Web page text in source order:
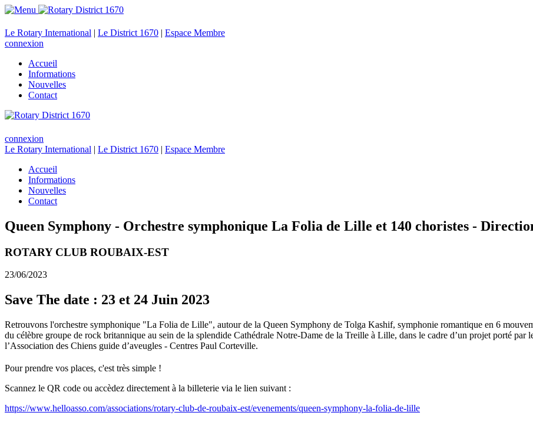
Le Rotary International | Le District 1670 | Espace Membre
connexion
Accueil
Informations
Nouvelles
Contact
connexion
Le Rotary International | Le District 1670 | Espace Membre
Accueil
Informations
Nouvelles
Contact
Queen Symphony - Orchestre symphonique La Folia de Lille et 140 choristes -
ROTARY CLUB ROUBAIX-EST
23/06/2023
Save The date : 23 et 24 Juin 2023
Retrouvons l'orchestre symphonique "La Folia de Lille", autour de la Queen Symphony de Tolga Kashif, symphonie romantique en 6
du célèbre groupe de rock britannique au sein de la splendide Cathédrale Notre-Dame de la Treille à Lille, dans le cadre d’un projet porté
l’Association des Chiens guide d’aveugles - Centres Paul Corteville.
Pour prendre vos places, c'est très simple !
Scannez le QR code ou accèdez directement à la billeterie via le lien suivant :
https://www.helloasso.com/associations/rotary-club-de-roubaix-est/evenements/queen-symphony-la-folia-de-lille